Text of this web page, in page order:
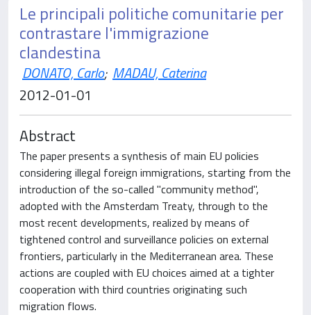
Le principali politiche comunitarie per
contrastare l'immigrazione
clandestina
DONATO, Carlo; MADAU, Caterina
2012-01-01
Abstract
The paper presents a synthesis of main EU policies
considering illegal foreign immigrations, starting from the
introduction of the so-called "community method",
adopted with the Amsterdam Treaty, through to the
most recent developments, realized by means of
tightened control and surveillance policies on external
frontiers, particularly in the Mediterranean area. These
actions are coupled with EU choices aimed at a tighter
cooperation with third countries originating such
migration flows.